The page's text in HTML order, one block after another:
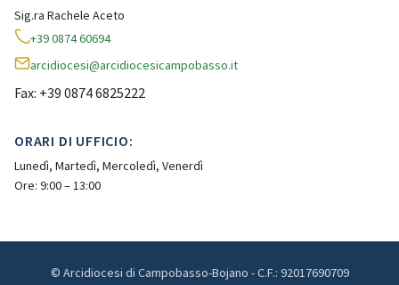
Sig.ra Rachele Aceto
+39 0874 60694
arcidiocesi@arcidiocesicampobasso.it
Fax: +39 0874 6825222
ORARI DI UFFICIO:
Lunedì, Martedì, Mercoledì, Venerdì
Ore: 9:00 – 13:00
© Arcidiocesi di Campobasso-Bojano - C.F.: 92017690709